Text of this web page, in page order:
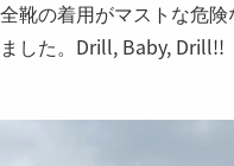
靴の着用がマストな危
した。Drill, Baby,